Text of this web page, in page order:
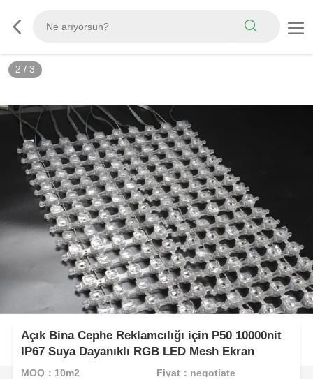
3 / 3
Açık Bina Cephe Reklamcılığı için P50 10000nit
IP67 Suya Dayanıklı RGB LED Mesh Ekran
MOQ：10m2 Fiyat：negotiate